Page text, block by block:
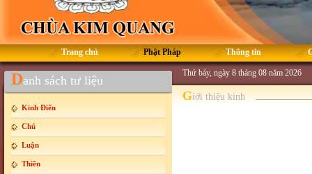
Trang chủ Phật Pháp Thông tin
Danh sách tư liệu
Kinh Điển
Chú
Luận
Thiền
Thứ bảy, ngày 8 tháng 08 năm 2026
Giới thiệu kinh